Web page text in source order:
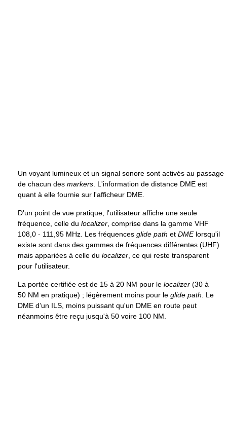
Un voyant lumineux et un signal sonore sont activés au passage
de chacun des markers . L'information de distance DME est
quant à elle fournie sur l'afficheur DME.
D'un point de vue pratique, l'utilisateur affiche une seule
fréquence, celle du localizer , comprise dans la gamme VHF
108,0 - 111,95 MHz . Les fréquences glide path et DMElorsqu'il
existe sont dans des gammes de fréquences différentes (UHF)
mais appariées à celle du localizer , ce qui reste transparent
pour l'utilisateur.
La portée certifiée est de 15 à 20 NM pour le localizer (30 à
50 NM en pratique) ; légèrement moins pour le glide path . Le
DME d'un ILS, moins puissant qu'un DME en route peut
néanmoins être reçu jusqu'à 50 voire 100 NM